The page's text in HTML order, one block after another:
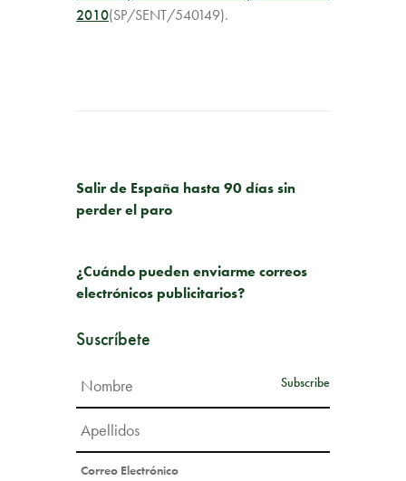
2010(SP/SENT/540149).
Salir de España hasta 90 días sin
perder el paro
¿Cuándo pueden enviarme correos
electrónicos publicitarios?
Suscríbete